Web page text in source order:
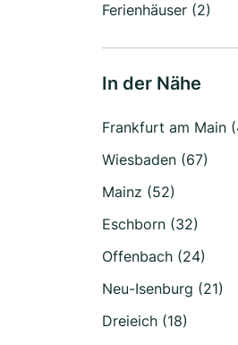
Ferienhäuser (2)
In der Nähe
Frankfurt am Main
Wiesbaden (67)
Mainz (52)
Eschborn (32)
Offenbach (24)
Neu-Isenburg (21)
Dreieich (18)